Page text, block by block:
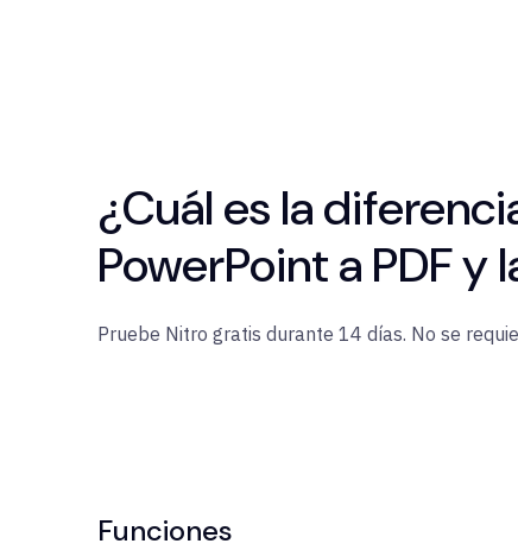
¿Cuál es la
PowerPoint a PDF
Pruebe Nitro gratis durante 14 días. No se
Funciones